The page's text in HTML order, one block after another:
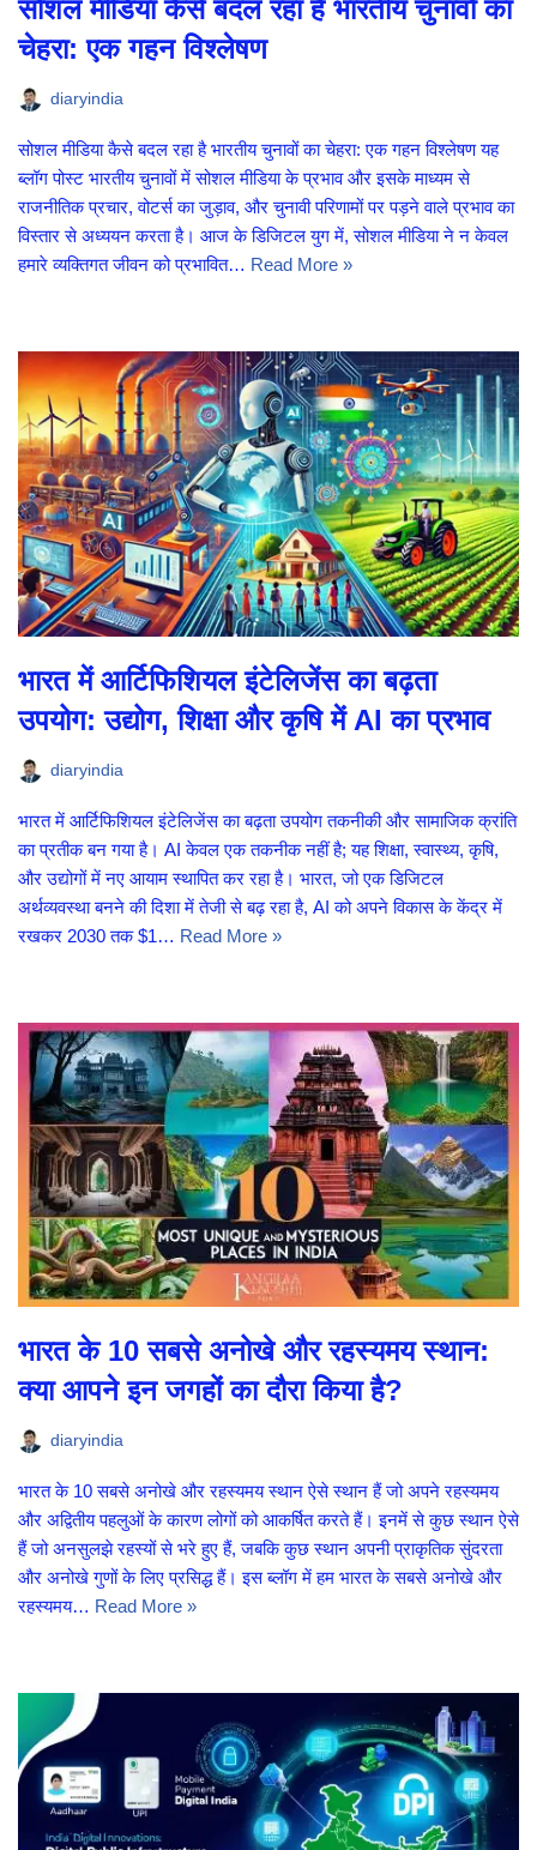
सोशल मीडिया कैसे बदल रहा है भारतीय चुनावों का
चेहरा: एक गहन विश्लेषण
diaryindia
सोशल मीडिया कैसे बदल रहा है भारतीय चुनावों का चेहरा: एक गहन विश्लेषण यह
ब्लॉग पोस्ट भारतीय चुनावों में सोशल मीडिया के प्रभाव और इसके माध्यम से
राजनीतिक प्रचार, वोटर्स का जुड़ाव, और चुनावी परिणामों पर पड़ने वाले प्रभाव का
विस्तार से अध्ययन करता है। आज के डिजिटल युग में, सोशल मीडिया ने न केवल
हमारे व्यक्तिगत जीवन को प्रभावित… Read More »
भारत में आर्टिफिशियल इंटेलिजेंस का बढ़ता
उपयोग: उद्योग, शिक्षा और कृषि में AI का प्रभाव
diaryindia
भारत में आर्टिफिशियल इंटेलिजेंस का बढ़ता उपयोग तकनीकी और सामाजिक क्रांति
का प्रतीक बन गया है। AI केवल एक तकनीक नहीं है; यह शिक्षा, स्वास्थ्य, कृषि,
और उद्योगों में नए आयाम स्थापित कर रहा है। भारत, जो एक डिजिटल
अर्थव्यवस्था बनने की दिशा में तेजी से बढ़ रहा है, AI को अपने विकास के केंद्र में
रखकर 2030 तक $1… Read More »
भारत के 10 सबसे अनोखे और रहस्यमय स्थान:
क्या आपने इन जगहों का दौरा किया है?
diaryindia
भारत के 10 सबसे अनोखे और रहस्यमय स्थान ऐसे स्थान हैं जो अपने रहस्यमय
और अद्वितीय पहलुओं के कारण लोगों को आकर्षित करते हैं। इनमें से कुछ स्थान ऐसे
हैं जो अनसुलझे रहस्यों से भरे हुए हैं, जबकि कुछ स्थान अपनी प्राकृतिक सुंदरता
और अनोखे गुणों के लिए प्रसिद्ध हैं। इस ब्लॉग में हम भारत के सबसे अनोखे और
रहस्यमय… Read More »